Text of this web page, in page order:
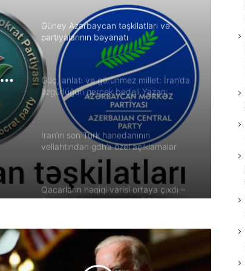
Güney Azərbaycan təşkilatları və
partiyalarının bəyanatı
Güç, anlatı ve görünmez millet: İran’da
özgürlüğün gerçek bedeli Yazan:
Ekber Lekestani | İranlı–Amerikalı
bağımsız gazeteci
İran’ın son Türk hanedanının
veliahtından gdh’a özel açıklamalar
Qacarların həqiqi varisi ortaya çıxdı –
Əhməd Şahın nəticəsi ilə ÖZƏL
Güney Azərbaycan Təşkilatları
Əməkdaşlıq Şurasının Xalq etirazlarını
dəstəkləmək və küçə etirazlarına